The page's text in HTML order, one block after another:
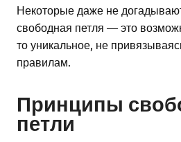
Некоторые даже не
свободная петля — это
то уникальное, не
правилам.
Принципы
петли